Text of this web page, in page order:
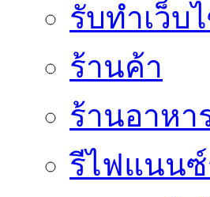
รับทำเว็บ
ร้านค้า
ร้านอาหา
รีไฟแนนซ์